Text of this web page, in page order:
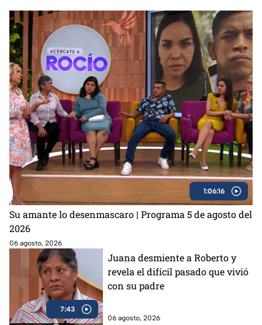
1:06:16
Su amante lo desenmascaro | Programa 5 de agosto del
2026
06 agosto, 2026
7:43
Juana desmiente a Roberto y
revela el difícil pasado que vivió
con su padre
06 agosto, 2026